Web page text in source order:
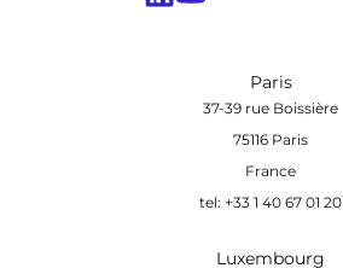
Paris
37-39 rue Boissière
75116 Paris
France
tel: +33 1 40 67 01 20
Luxembourg